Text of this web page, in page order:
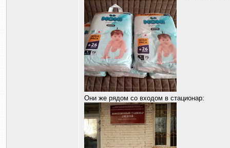
Они же рядом со входом в стационар: